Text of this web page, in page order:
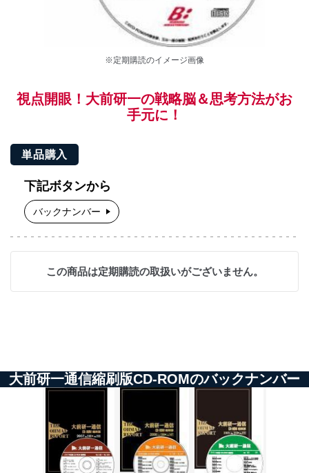
※定期購読のイメージ画像
視点開眼！大前研一の戦略脳＆思考方法がお
手元に！
単品購入
下記ボタンから
バックナンバー
この商品は定期購読の取扱いがございません。
大前研一通信縮刷版CD-ROMのバックナンバー